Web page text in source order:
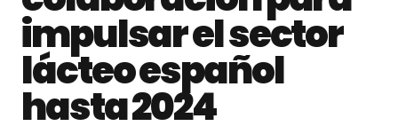
impulsar el sector
lácteo español
hasta 2024